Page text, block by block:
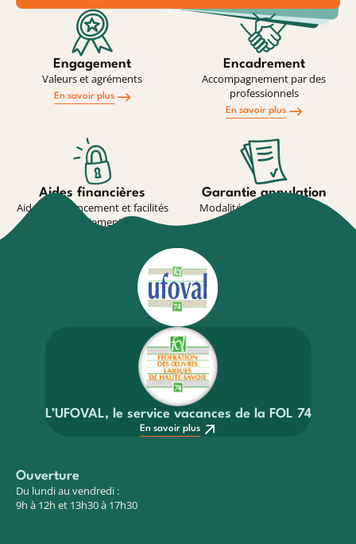
Engagement
Valeurs et agréments
En savoir plus
Encadrement
Accompagnement par des
professionnels
En savoir plus
Aides financières
Aides au financement et facilités
de paiement
Garantie annulation
Modalité de souscription et
L’UFOVAL, le service vacances de la FOL 74
En savoir plus
Ouverture
Du lundi au vendredi :
9h à 12h et 13h30 à 17h30